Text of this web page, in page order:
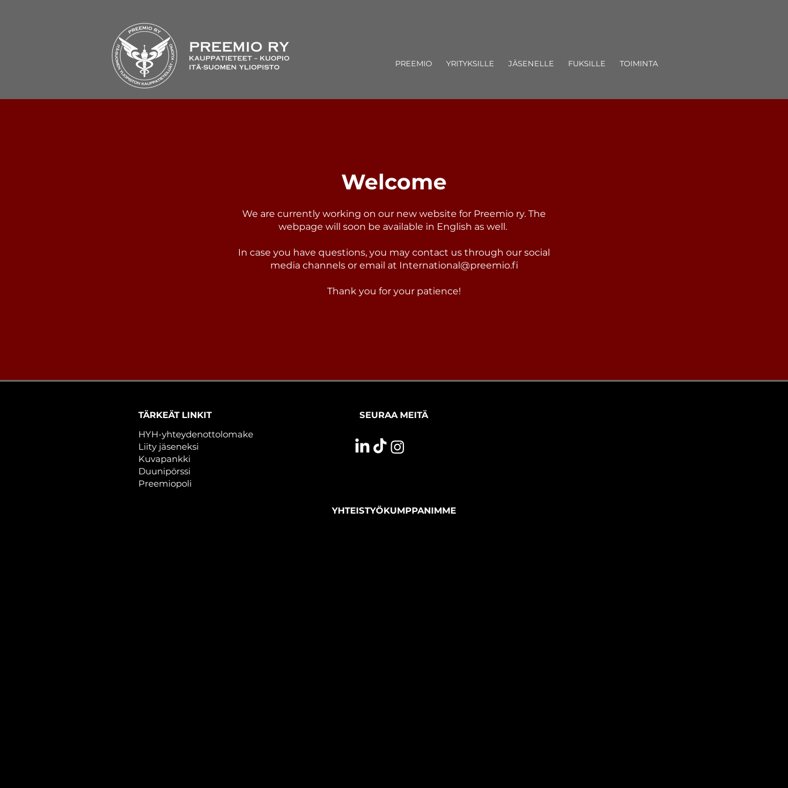
PREEMIO YRITYKSILLE JÄSENELLE FUKSILLE TOIMINTA
Welcome
We are currently working on our new website for Preemio ry. The
webpage will soon be available in English as well.
In case you have questions, you may contact us through our social
media channels or email at International@preemio.fi
Thank you for your patience!
TÄRKEÄT LINKIT
HYH-yhteydenottolomake
Liity jäseneksi
Kuvapankki
SEURAA MEITÄ
YHTEISTYÖKUMPPANIMME
Duunipörssi
Preemiopoli